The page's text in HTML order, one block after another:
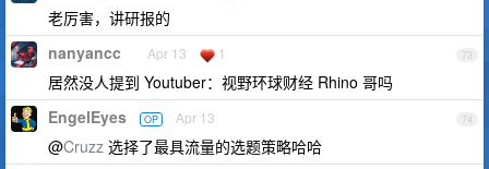
老厉害，讲研报的
73
nanyancc Apr 13 1
居然没人提到 Youtuber：视野环球财经 Rhino 哥吗
74
EngelEyes OP Apr 13
@Cruzz 选择了最具流量的选题策略哈哈